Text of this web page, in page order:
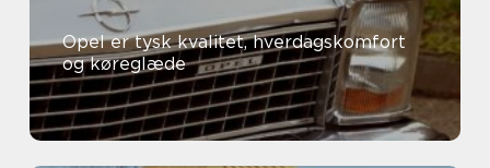
Opel er tysk kvalitet, hverdagskomfort
og køreglæde